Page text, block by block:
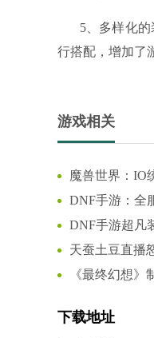
5、多样化
行搭配，增加了
游戏相关
魔兽世界：IO
44%，怀旧服
DNF手游：全
狂赚66万
DNF手游超凡
天蚕土豆直播
我背锅
《最终幻想
下载地址